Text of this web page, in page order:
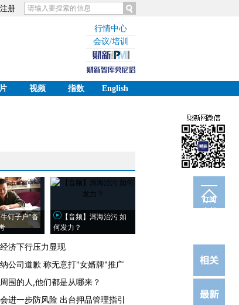
注册
行情中心
会议/培训
视频 指数
English
订阅
电邮
钉子户”备
【音频】洱海治污 如
何发力？
经济下行压力显现
公司道歉 称无意打"女婿牌"推广
围的人,他们都是从哪来？
进一步防风险 出台押品管理指引